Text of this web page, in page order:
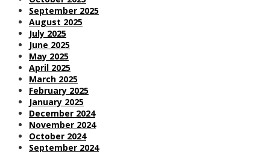
September 2025
August 2025
July 2025
June 2025
May 2025
April 2025
March 2025
February 2025
January 2025
December 2024
November 2024
October 2024
September 2024